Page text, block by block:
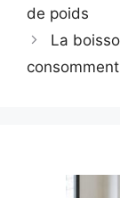
de poids
La